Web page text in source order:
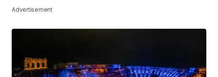
Advertisement